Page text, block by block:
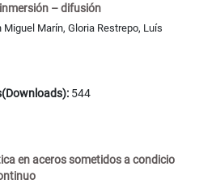
– difusión
Marín, Gloria Restrepo, Luís
544
en aceros sometidos a condicio